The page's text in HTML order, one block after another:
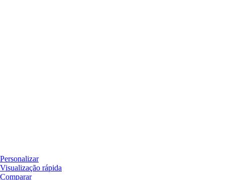
Personalizar
Visualização rápida
Comparar